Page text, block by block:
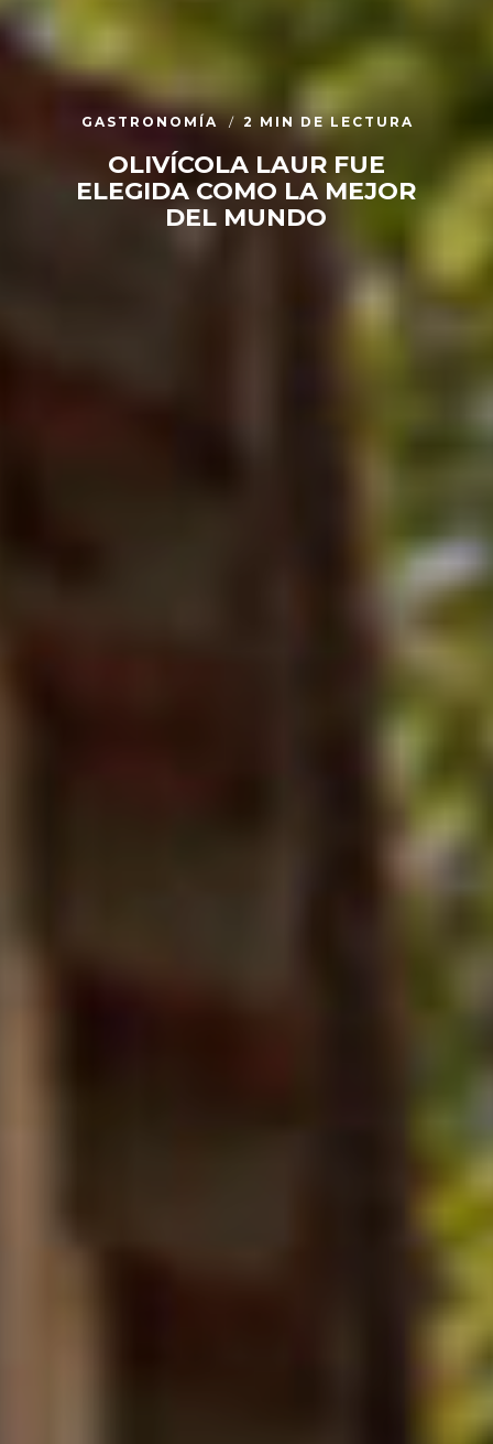
GASTRONOMÍA 2 MIN DE LECTURA
OLIVÍCOLA LAUR FUE
ELEGIDA COMO LA MEJOR
DEL MUNDO